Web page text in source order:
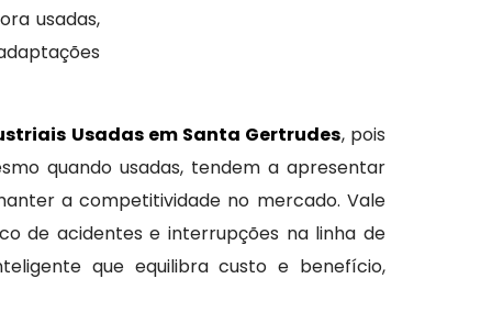
usadas,
Usadas em Santa Gertrudes, pois
quando usadas, tendem a apresentar
a competitividade no mercado. Vale
de acidentes e interrupções na linha de
que equilibra custo e benefício,